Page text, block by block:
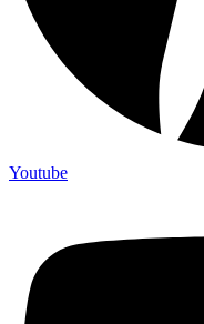
Youtube